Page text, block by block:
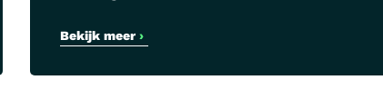
Bekijk meer ›